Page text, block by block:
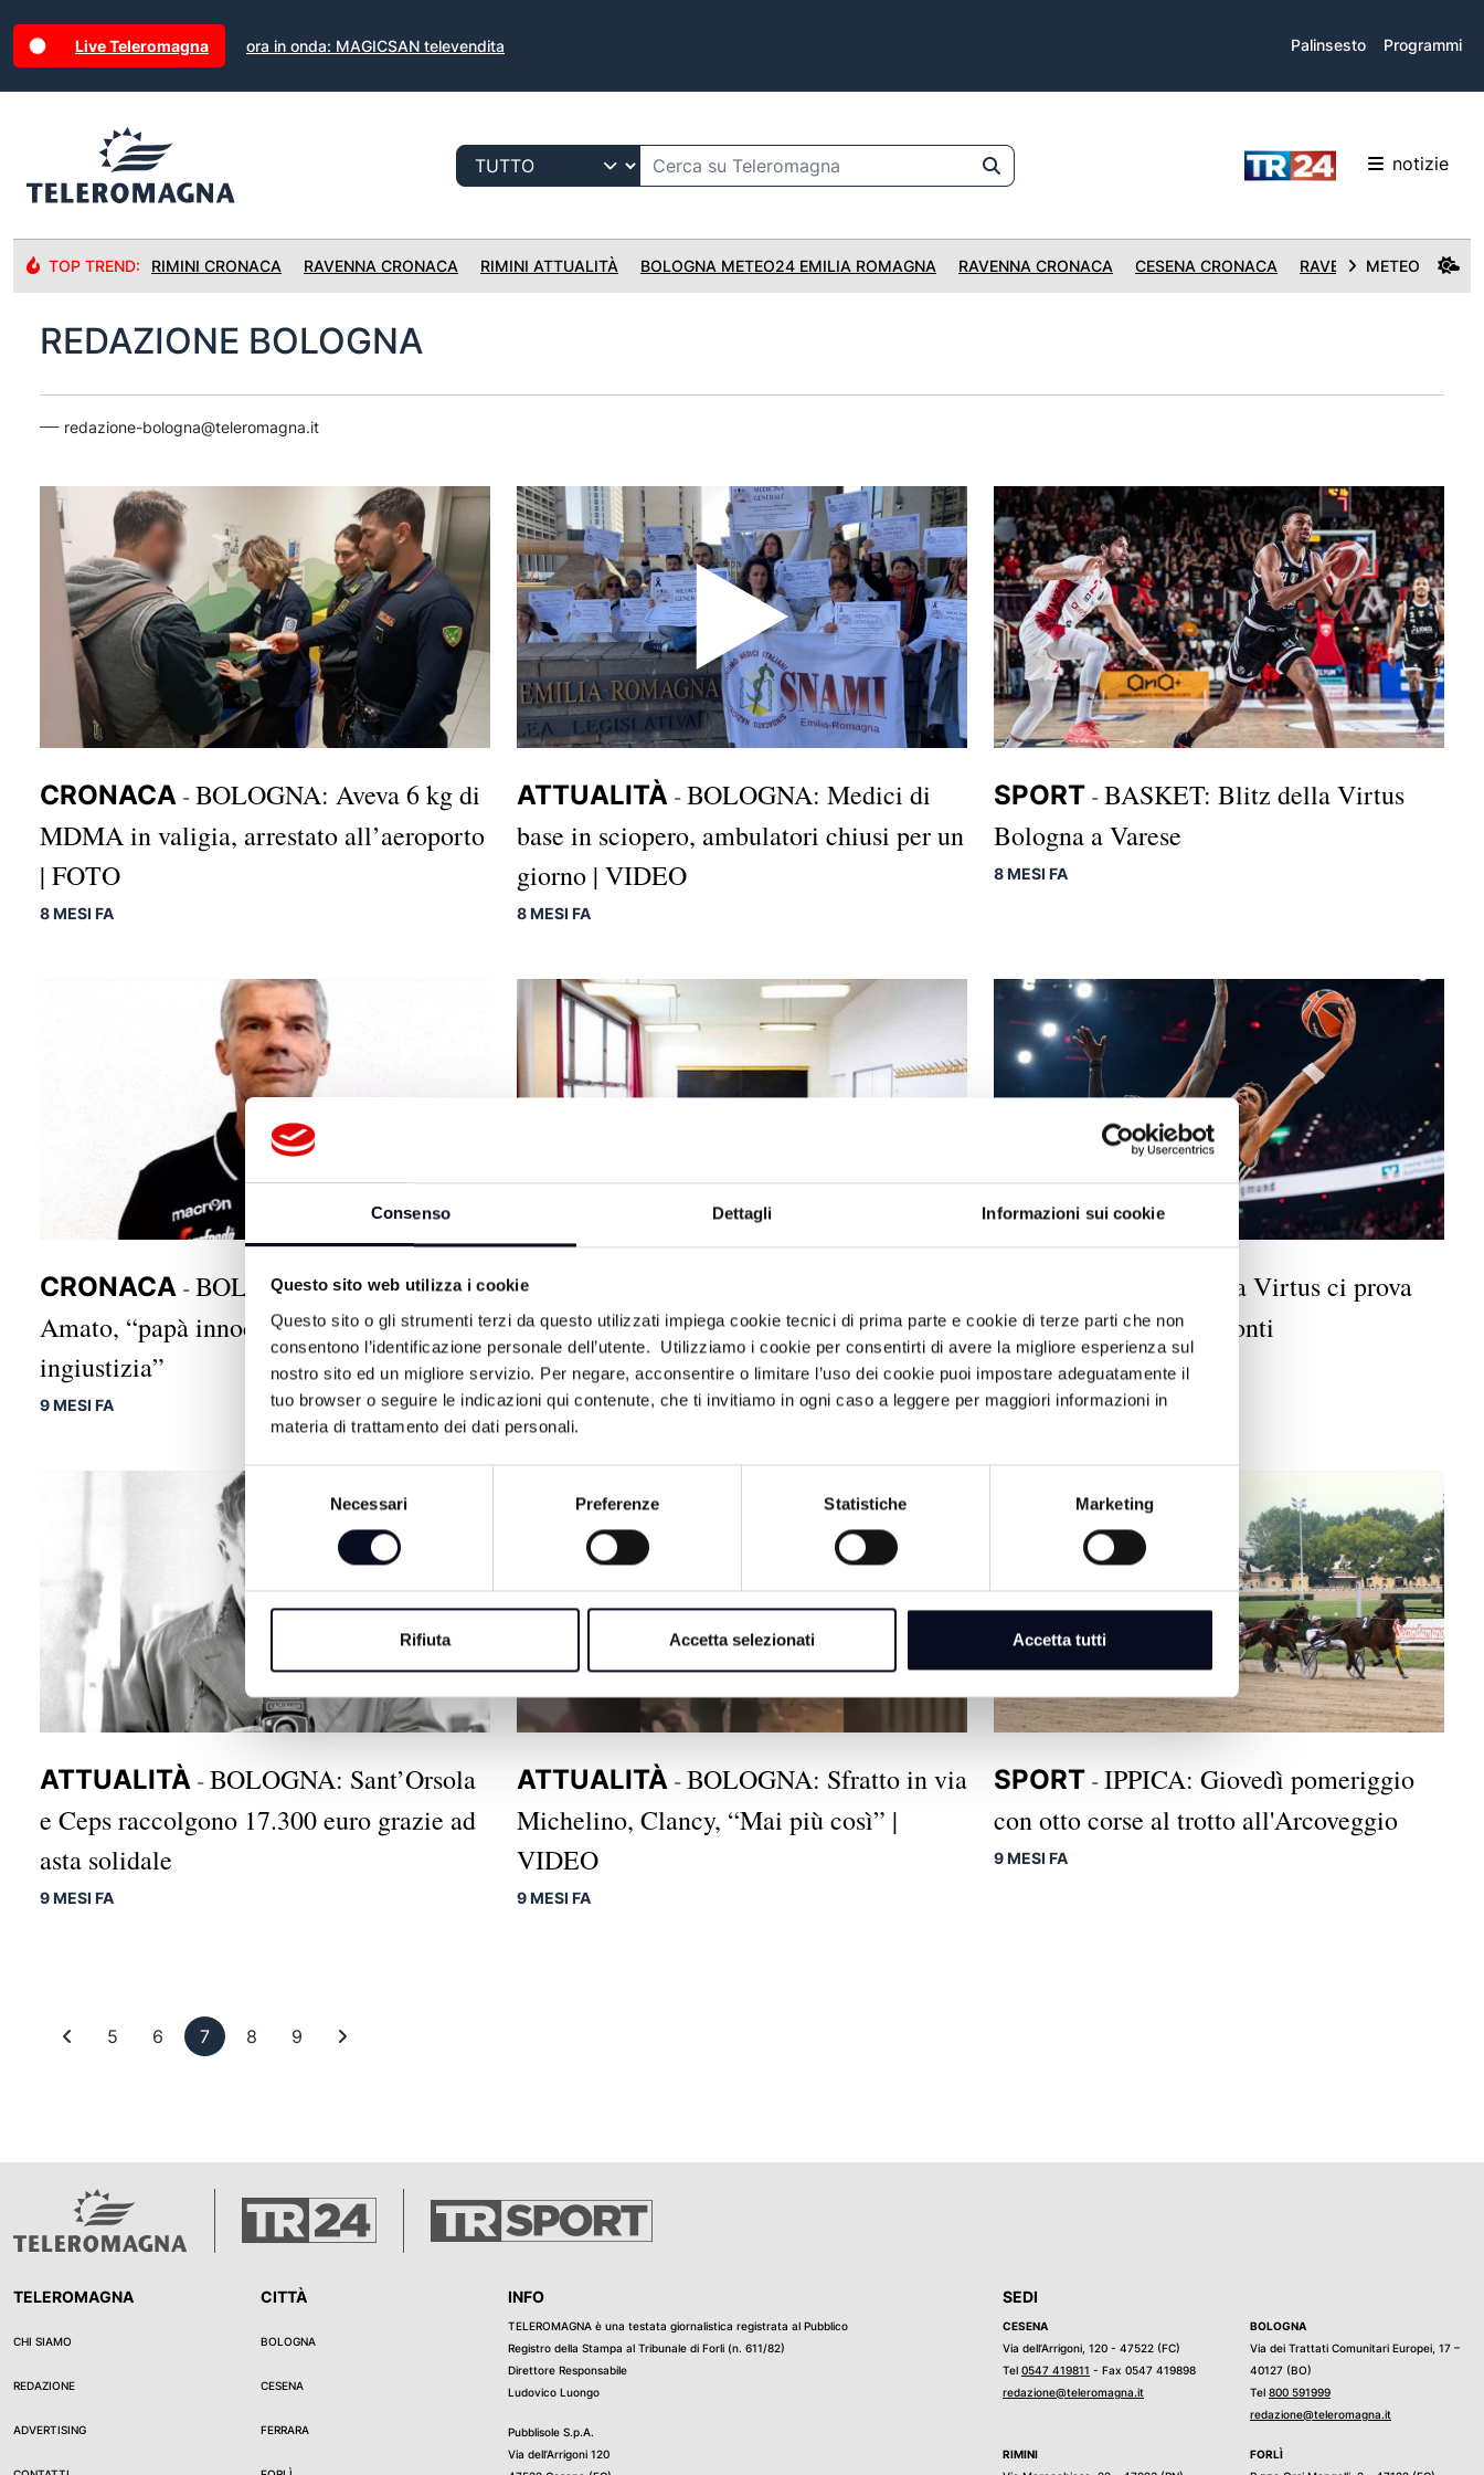
Consenso Dettagli Informazioni sui cookie
Questo sito web utilizza i cookie
Questo sito o gli strumenti terzi da questo utilizzati impiega cookie tecnici di prima parte e cookie di terze parti che non
consentono l’identificazione personale dell’utente. Utilizziamo i cookie per consentirti di avere la migliore esperienza sul
nostro sito ed un migliore servizio. Per negare, acconsentire o limitare l’uso dei cookie puoi impostare adeguatamente il
tuo browser o seguire le indicazioni qui contenute, che ti invitiamo in ogni caso a leggere per maggiori informazioni in
materia di trattamento dei dati personali.
Selezione
del
Necessari Preferenze Statistiche Marketing
Rifiuta Accetta selezionati Accetta tutti
Live Teleromagna ora in onda: MAGICSAN televendita Palinsesto Programmi
notizie
TOP TREND: RIMINI CRONACA RAVENNA CRONACA RIMINI ATTUALITÀ BOLOGNA METEO24 EMILIA ROMAGNA RAVENNA CRONACA CESENA CRONACA RAVENNA CRONACA
METEO
REDAZIONE BOLOGNA
redazione-bologna@teleromagna.it
CRONACA - BOLOGNA: Aveva 6 kg di
MDMA in valigia, arrestato all’aeroporto
| FOTO
8 MESI FA
ATTUALITÀ - BOLOGNA: Medici di
base in sciopero, ambulatori chiusi per un
giorno | VIDEO
8 MESI FA
SPORT - BASKET: Blitz della Virtus
Bologna a Varese
8 MESI FA
CRONACA - BOLOGNA: La figlia di
Amato, “papà innocente, una grande
ingiustizia”
9 MESI FA
CRONACA
domiciliari dopo l'accusa di abusi su due
ragazzine
9 MESI FA
BASKET: La Virtus ci prova
ma il Bayern non fa sconti
9 MESI FA
ATTUALITÀ - BOLOGNA: Sant’Orsola
e Ceps raccolgono 17.300 euro grazie ad
asta solidale
9 MESI FA
ATTUALITÀ - BOLOGNA: Sfratto in via
Michelino, Clancy, “Mai più così” |
VIDEO
9 MESI FA
SPORT - IPPICA: Giovedì pomeriggio
con otto corse al trotto all'Arcoveggio
9 MESI FA
Prima pagina
5 Pagina 5
6 Pagina 6
7 Pagina 7
8 Pagina 8
9 Pagina 9
TELEROMAGNA
CHI SIAMO
REDAZIONE
ADVERTISING
CITTÀ
BOLOGNA
CESENA
FERRARA
INFO
TELEROMAGNA è una testata giornalistica registrata al Pubblico
Registro della Stampa al Tribunale di Forli (n. 611/82)
Direttore Responsabile
Ludovico Luongo
Pubblisole S.p.A.
Via dell’Arrigoni 120
SEDI
CESENA
Via dell’Arrigoni, 120 - 47522 (FC)
Tel 0547 419811 - Fax 0547 419898
redazione@teleromagna.it
BOLOGNA
Via dei Trattati Comunitari Europei, 17 –
40127 (BO)
Tel 800 591999
redazione@teleromagna.it
RIMINI
FORLÌ